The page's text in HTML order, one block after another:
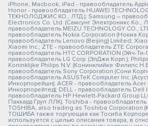
iPhone, Macbook, iPad - правообладатель
Honor - правообладатель HUAWEI
ТЕКНОЛОДЖИС КО., ЛТД.); Samsung –
Electronics Co. Ltd. (Самсунг Электроникс Ко.,
правообладатель MEIZU TECHNOLOGY CO.,
правообладатель Nokia Corporation (Нокиа
правообладатель Lenovo (Beijing) Limited;
Xiaomi Inc.; ZTE - правообладатель ZTE
правообладатель HTC CORPORATION (Эйч-
правообладатель LG Corp. (ЭлДжи Корп.);
Koninklijke Philips N.V. (Конинклийке Филипс
правообладатель Sony Corporation (Сони
правообладатель ASUSTeK Computer Inc.
Инкорпорейшн); ACER - правообладатель
Инкорпорейтед); DELL - правообладатель Dell
правообладатель HP Hewlett-Packard Group
Паккард Груп ЛЛК); Toshiba - правообладатель
TOSHIBA, also trading as Toshiba
ТОШИБА также торгующая как Тосиба
используется с целью описания товара, в